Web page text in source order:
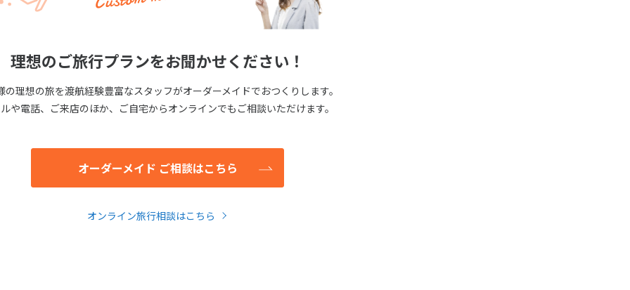
理想のご旅行プランをお聞かせください！
の理想の旅を渡航経験豊富なスタッフがオーダーメイドでおつくりします。
や電話、ご来店のほか、ご自宅からオンラインでもご相談いただけます。
オーダーメイド ご相談はこちら
オンライン旅行相談はこちら